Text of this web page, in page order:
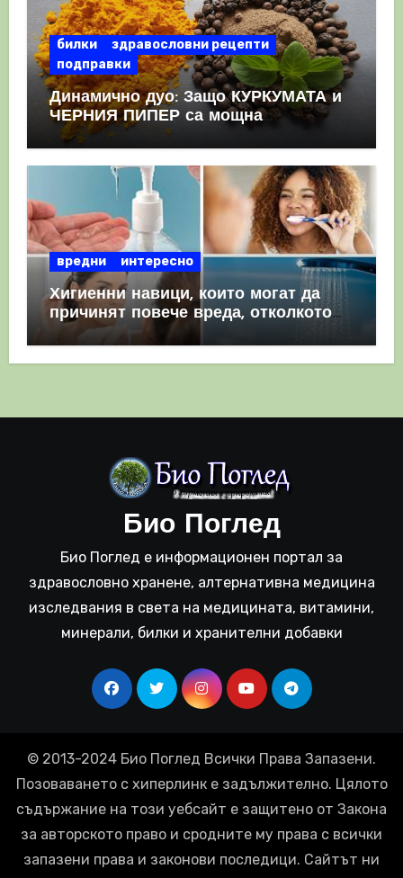
билки
здравословни рецепти
подправки
Динамично дуо: Защо КУРКУМАТА и
ЧЕРНИЯ ПИПЕР са мощна
комбинация
вредни интересно
Хигиенни навици, които могат да
причинят повече вреда, отколкото
полза
Био Поглед
Био Поглед е информационен портал за
здравословно хранене, алтернативна медицина
изследвания в света на медицината, витамини,
минерали, билки и хранителни добавки
© 2013-2024 Био Поглед Всички Права Запазени.
Позоваването с хиперлинк е задължително. Цялото
съдържание на този уебсайт е защитено от Закона
за авторското право и сродните му права с всички
запазени права и законови последици. Сайтът ни